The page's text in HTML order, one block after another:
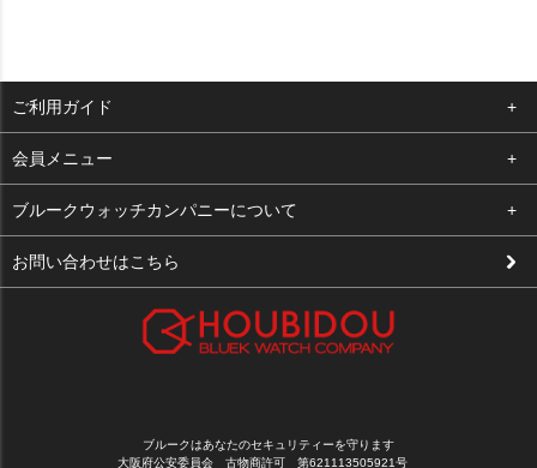
ご利用ガイド
よくある質問
支払い・送料
修理依頼
会員メニュー
ログイン
お気に入り
ブルークウォッチカンパニーについて
会社概要
お問い合わせはこちら
ブルークはあなたのセキュリティーを守ります
大阪府公安委員会 古物商許可 第621113505921号